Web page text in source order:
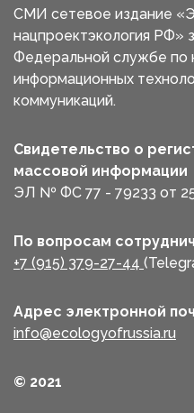
СМИ сетевое издание
нацпроектэкология РФ»
Федеральной службе по
информационных
коммуникаций.
Свидетельство о
массовой информации
ЭЛ № ФС 77 - 79233 от 25
По вопросам
+7 (915) 379-27-44
Адрес электронной
info@ecologyofrussia.ru
© 2021